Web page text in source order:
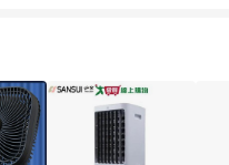
無法進行LINE
結清，此方案將不列入